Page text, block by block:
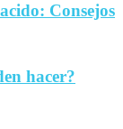
Consejos
hacer?